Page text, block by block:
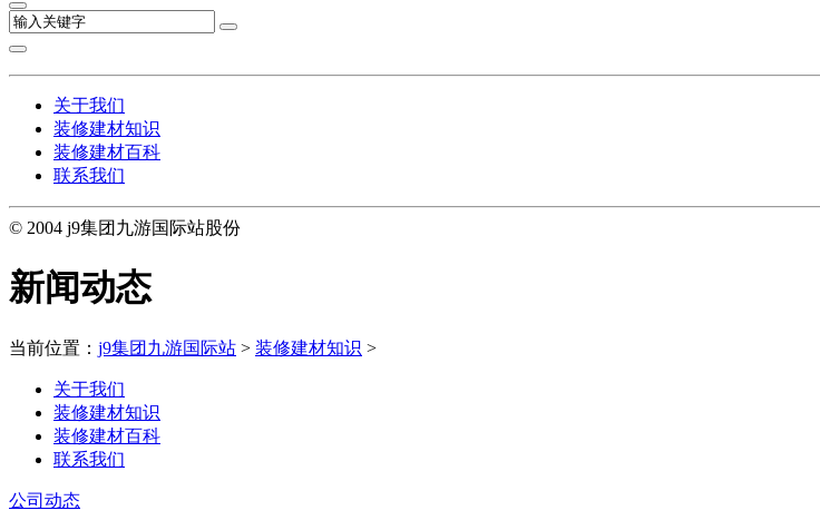
关于我们
装修建材知识
装修建材百科
联系我们
© 2004 j9集团九游国际站股份
新闻动态
当前位置： j9集团九游国际站 > 装修建材知识 >
关于我们
装修建材知识
装修建材百科
联系我们
公司动态